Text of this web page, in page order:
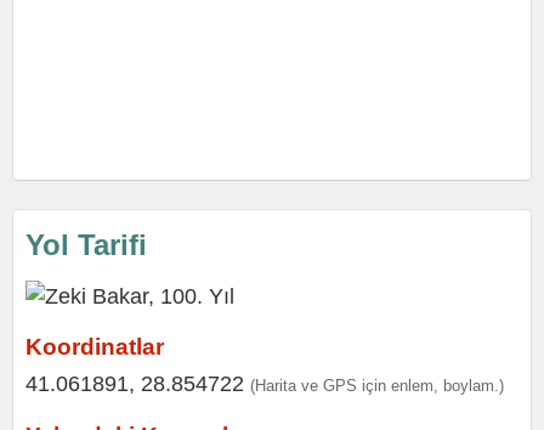
Yol Tarifi
Koordinatlar
41.061891, 28.854722 (Harita ve GPS için enlem, boylam.)